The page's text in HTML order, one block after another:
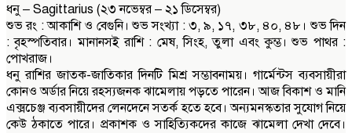
ধনু – Sagittarius (২৩ নভেম্বর – ২১ ডিসেম্বর)
শুভ রং : আকাশি ও বেগুনি। শুভ সংখ্যা : ৩, ৯, ১৭, ৩৮, ৪০, ৪৮। শুভ দিন
: বৃহস্পতিবার। মানানসই রাশি : মেষ, সিংহ, তুলা এবং কুম্ভ। শুভ পাথর :
পোখরাজ।
ধনু রাশির জাতক-জাতিকার দিনটি মিশ্র সম্ভাবনাময়। গার্মেন্টস ব্যবসায়ীরা
কোনও অর্ডার নিয়ে রহস্যজনক ঝামেলায় পড়তে পারেন। আজ বিকাশ ও মানি
এক্সচেঞ্জ ব্যবসায়ীদের লেনদেনে সতর্ক হতে হবে। অন্যমনস্কতার সুযোগ নিয়ে
কেউ ঠকাতে পারে। প্রকাশক ও সাহিত্যিকদের কাজে ঝামেলা দেখা দেবে।